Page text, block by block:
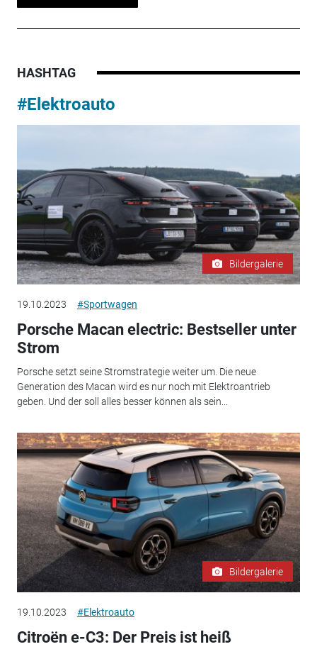
HASHTAG
#Elektroauto
Bildergalerie
19.10.2023 #Sportwagen
Porsche Macan electric: Bestseller unter
Strom
Porsche setzt seine Stromstrategie weiter um. Die neue
Generation des Macan wird es nur noch mit Elektroantrieb
geben. Und der soll alles besser können als sein...
Bildergalerie
19.10.2023 #Elektroauto
Citroën e-C3: Der Preis ist heiß